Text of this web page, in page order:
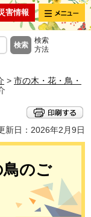
害情報 メニュー
検索
方法
> 市の木・花・鳥・
新日：2026年2月9日
のご